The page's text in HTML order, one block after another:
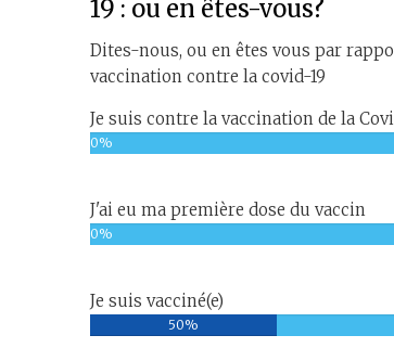
19 : ou en êtes-vous?
Dites-nous, ou en êtes vous par
vaccination contre la covid-19
Je suis contre la vaccination de la
0%
J'ai eu ma première dose du vaccin
0%
Je suis vacciné(e)
50%